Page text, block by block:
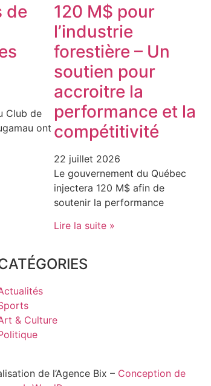
de
Club de
ont
120 M$ pour
l’industrie
forestière – Un
soutien pour
accroitre la
performance et la
compétitivité
22 juillet 2026
Le gouvernement du Québec
injectera 120 M$ afin de
soutenir la performance
Lire la suite »
& Culture
de l’Agence Bix – Conception de